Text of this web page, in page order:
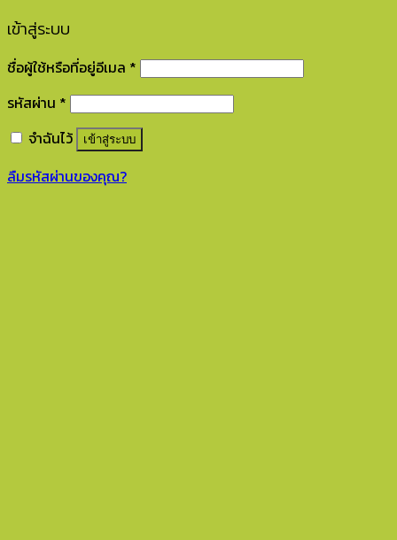
เข้าสู่ระบบ
ชื่อผู้ใช้หรือที่อยู่อีเมล *
รหัสผ่าน *
จำฉันไว้
เข้าสู่ระบบ
ลืมรหัสผ่านของคุณ?